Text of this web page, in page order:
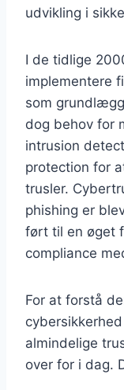
udvikling i
I de tidlige
implementere
som
dog behov for
intrusion
protection for
trusler.
phishing er
ført til en øget
compliance
For at forstå
almindelige
over for i dag.